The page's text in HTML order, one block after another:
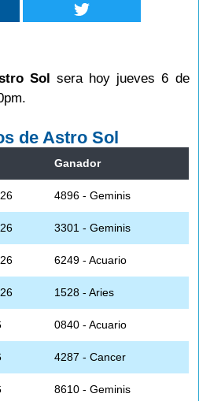
Sol sera hoy jueves 6 de
de Astro Sol
Ganador
4896 - Geminis
3301 - Geminis
6249 - Acuario
1528 - Aries
0840 - Acuario
4287 - Cancer
8610 - Geminis